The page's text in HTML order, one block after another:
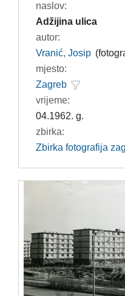
naslov:
Adžijina ulica
autor:
Vranić, Josip
mjesto:
Zagreb
vrijeme:
04.1962. g.
zbirka:
Zbirka fotografija